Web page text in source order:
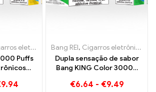
descartáveis ​​Lituânia ,Cigarros
Puffs
9.94
Bang REI, Cigarros eletrônicos descartáveis
Dupla sensação de sabor
Bang KING Color 30000
Blueberry 30000 Puffs
€6.64 - €9.49